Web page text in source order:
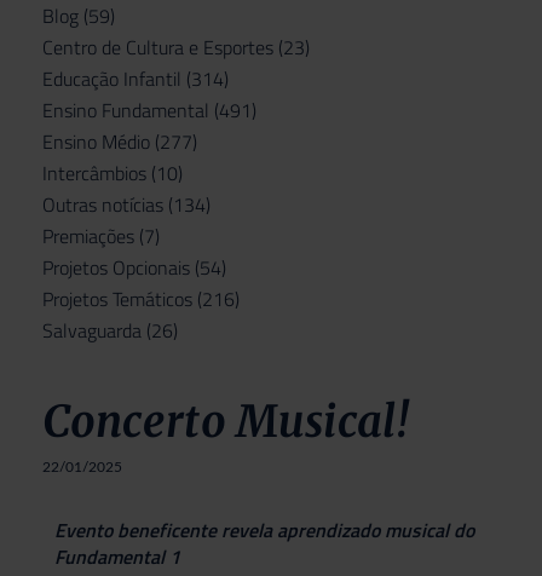
Blog (59)
Centro de Cultura e Esportes (23)
Educação Infantil (314)
Ensino Fundamental (491)
Ensino Médio (277)
Intercâmbios (10)
Outras notícias (134)
Premiações (7)
Projetos Opcionais (54)
Projetos Temáticos (216)
Salvaguarda (26)
Concerto Musical!
22/01/2025
Evento beneficente revela aprendizado musical do
Fundamental 1